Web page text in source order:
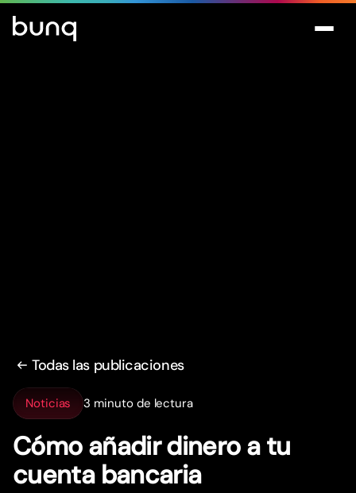
Todas las publicaciones
Noticias 3 minuto de lectura
Cómo añadir dinero a tu
cuenta bancaria